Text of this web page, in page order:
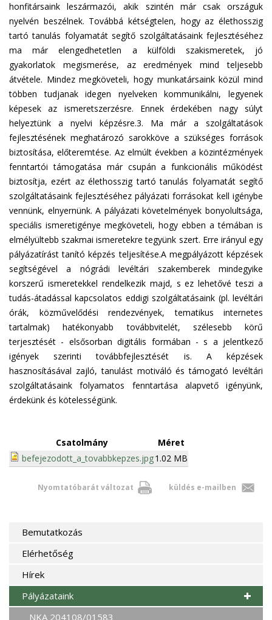
honfitársaink leszármazói, akik szintén már csak országuk
nyelvén beszélnek. Továbbá kétségtelen, hogy az élethosszig
tartó tanulás folyamatát segítő szolgáltatásaink fejlesztéséhez
ma már elengedhetetlen a külföldi szakismeretek, jó
gyakorlatok megismerése, az eredmények mind teljesebb
átvétele. Mindez megköveteli, hogy munkatársaink közül mind
többen tudjanak idegen nyelveken kommunikálni, legyenek
képesek az ismeretszerzésre. Ennek érdekében nagy súlyt
helyeztünk a nyelvi képzésre.3. Ma már a szolgáltatások
fejlesztésének meghatározó sarokköve a szükséges források
biztosítása, előteremtése. Az elmúlt években a közintézmények
fenntartói támogatása már csupán a funkcionális működést
biztosítja, ezért az élethosszig tartó tanulás folyamatát segítő
szolgáltatásaink fejlesztéséhez pályázati forrásokat kell igénybe
vennünk, elnyernünk. A pályázati követelmények bonyolultsága,
speciális ismeretigénye megköveteli, hogy ebben a témában is
elmélyültebb szakmai ismeretekre tegyünk szert. Erre irányul egy
pályázatírást tanító képzés teljesítése.A megpályázott képzések
segítségével a nógrádi levéltári szakemberek mindegyike
korszerű ismeretekkel rendelkezik majd, s ez lehetővé teszi a
tudás-átadással kapcsolatos eddigi szolgáltatásaink (pl. levéltári
órák, közművelődési rendezvények, tematikus internetes
tartalmak) hatékonyabb továbbvitelét, szélesebb körű
terjesztését - elsősorban digitális formában - s a jelentkező
igények szerinti továbbfejlesztését is. A képzések
hasznosításával zajló, tanulást motiváló és támogató levéltári
szolgáltatásaink folyamatos fenntartása alapvető igényünk,
érdekünk és kötelességünk.
Csatolmány
Méret
befejezodott_a_tovabbkepzes.jpg1.02 MB
Nyomtatóbarát változat küldés e-mailben
Bemutatkozás
Elérhetőség
Hírek
Pályázataink
NKA 204108/01583